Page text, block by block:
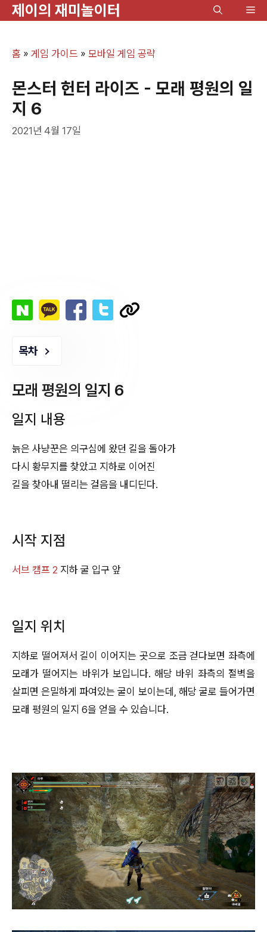
제이의 재미놀이터
메
홈 » 게임 가이드 » 모바일 게임 공략
몬스터 헌터 라이즈 - 모래 평원의 일
지 6
2021년 4월 17일
목차
모래 평원의 일지 6
일지 내용
늙은 사냥꾼은 의구심에 왔던 길을 돌아가
다시 황무지를 찾았고 지하로 이어진
길을 찾아내 떨리는 걸음을 내디딘다.
시작 지점
서브 캠프 2 지하 굴 입구 앞
일지 위치
지하로 떨어져서 길이 이어지는 곳으로 조금 걷다보면 좌측에
모래가 떨어지는 바위가 보입니다. 해당 바위 좌측의 절벽을
살피면 은밀하게 파여있는 굴이 보이는데, 해당 굴로 들어가면
모래 평원의 일지 6을 얻을 수 있습니다.